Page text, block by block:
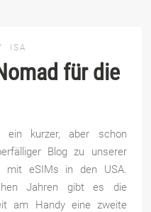
ISA
für die
ein kurzer, aber schon
Blog zu unserer
mit eSIMs in den USA.
Jahren gibt es die
am Handy eine zweite